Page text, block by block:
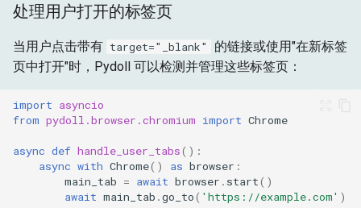
处理用户打开的标签页
当用户点击带有 target="_blank"
的链接或使用"在新标签
页中打开"时，Pydoll 可以检测并管理这些标签页：
import asyncio
from pydoll.browser.chromium import Chrome
async def handle_user_tabs():
async with Chrome() as browser :
main_tab = await browser . start()
await main_tab .go_to( 'https://example.com' )